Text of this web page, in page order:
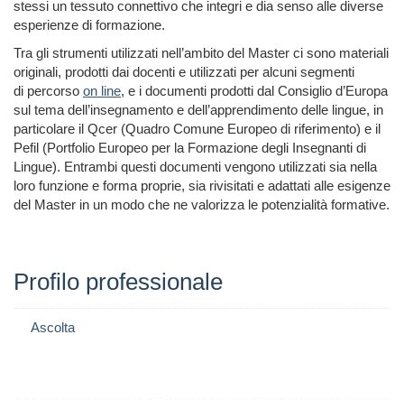
stessi un tessuto connettivo che integri e dia senso alle diverse
esperienze di formazione.
Tra gli strumenti utilizzati nell’ambito del Master ci sono materiali
originali, prodotti dai docenti e utilizzati per alcuni segmenti
di percorso on line, e i documenti prodotti dal Consiglio d’Europa
sul tema dell’insegnamento e dell’apprendimento delle lingue, in
particolare il Qcer (Quadro Comune Europeo di riferimento) e il
Pefil (Portfolio Europeo per la Formazione degli Insegnanti di
Lingue). Entrambi questi documenti vengono utilizzati sia nella
loro funzione e forma proprie, sia rivisitati e adattati alle esigenze
del Master in un modo che ne valorizza le potenzialità formative.
Profilo professionale
Ascolta